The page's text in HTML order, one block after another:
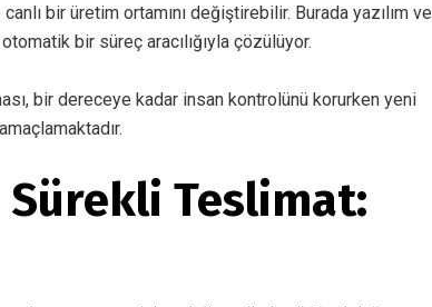
bir üretim ortamını değiştirebilir. Burada yazılım ve
bir süreç aracılığıyla çözülüyor.
bir dereceye kadar insan kontrolünü korurken yeni
Sürekli Teslimat: